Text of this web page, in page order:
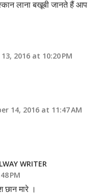
लाना बखूबी जानते हैं आप
2016 at 10:20 PM
14, 2016 at 11:47 AM
WRITER
PM
छान मारे ।